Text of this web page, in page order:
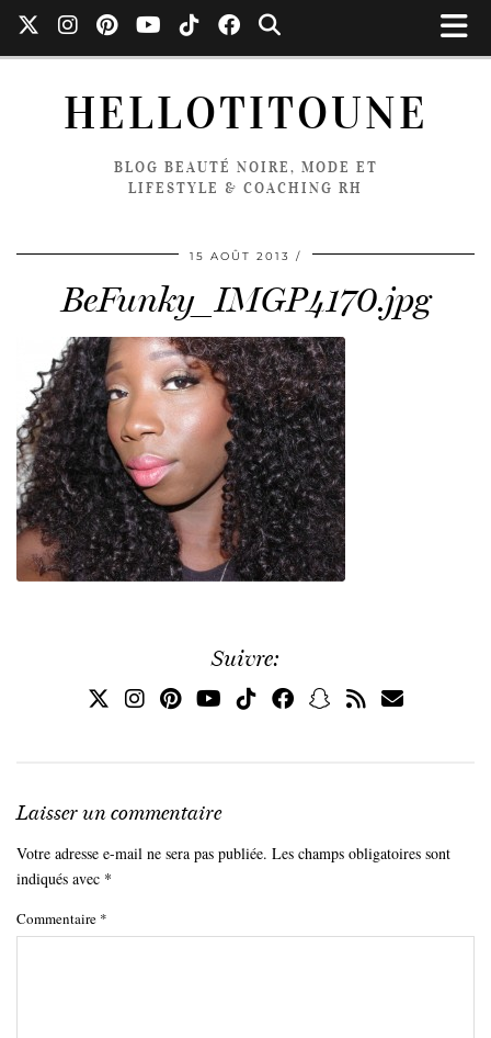
HELLOTITOUNE
BLOG BEAUTÉ NOIRE, MODE ET
LIFESTYLE & COACHING RH
15 AOÛT 2013
BeFunky_IMGP4170.jpg
Suivre:
Laisser un commentaire
Votre adresse e-mail ne sera pas publiée. Les champs obligatoires sont
indiqués avec *
Commentaire *